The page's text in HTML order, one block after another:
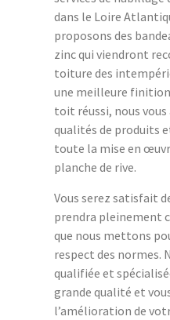
dans le Loire
proposons des
zinc qui viendront
toiture des
une meilleure
toit réussi, nous
qualités de produits
toute la mise en
planche de rive.
Vous serez satisfait
prendra pleinement
que nous mettons
respect des normes.
qualifiée et
grande qualité et
l’amélioration de